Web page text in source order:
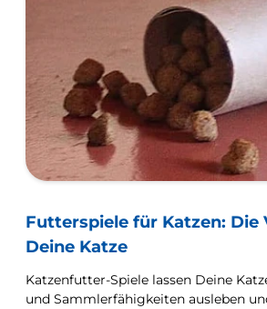
Futterspiele für Katzen: Die
Deine Katze
Katzenfutter-Spiele lassen Deine
und Sammlerfähigkeiten ausleben